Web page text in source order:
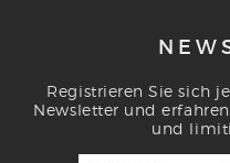
Registrieren Sie sich
Newsletter und
und